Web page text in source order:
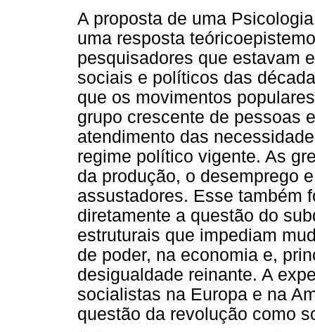
A proposta de uma
uma resposta
pesquisadores que estavam
sociais e políticos das
que os movimentos
grupo crescente de pessoas
atendimento das
regime político vigente. As
da produção, o desemprego
assustadores. Esse também
diretamente a questão do
estruturais que impediam
de poder, na economia e,
desigualdade reinante. A
socialistas na Europa e na
questão da revolução como